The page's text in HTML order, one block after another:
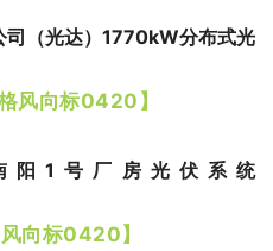
司（光达）1770kW分布式光
格风向标0420】
阳1号厂房光伏系统
风向标0420】